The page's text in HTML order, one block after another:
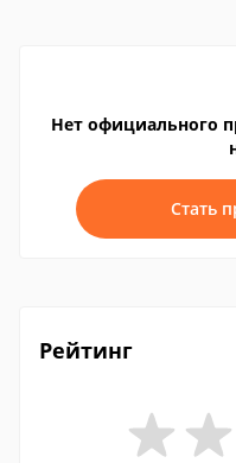
Нет официального
Стать
Рейтинг